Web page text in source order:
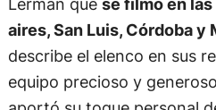
aires, San Luis, Córdoba y
describe el elenco en sus
equipo precioso y